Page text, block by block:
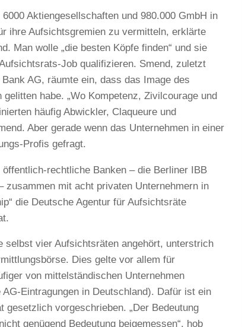
Aktiengesellschaften und 980.000 GmbH in
ihre Aufsichtsgremien zu vermitteln, erklärte
Man wolle „die besten Köpfe finden“ und sie
Job qualifizieren. Smend, zuletzt
AG, räumte ein, dass das Image des
habe. „Wo Kompetenz, Zivilcourage und
häufig Abwickler, Claqueure und
Aber gerade wenn das Unternehmen in einer
Profis gefragt.
rechtliche Banken – die Berliner IBB
zusammen mit acht privaten Unternehmern in
die Deutsche Agentur für Aufsichtsräte
selbst vier Aufsichtsräten angehört, unterstrich
Dies gelte vor allem für
von mittelständischen Unternehmen
Eintragungen in Deutschland). Dafür ist ein
vorgeschrieben. „Der Bedeutung
genügend Bedeutung beigemessen“, hob